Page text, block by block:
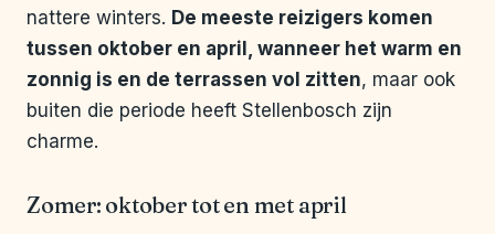
nattere winters. De meeste reizigers komen
tussen oktober en april, wanneer het warm en
zonnig is en de terrassen vol zitten, maar ook
buiten die periode heeft Stellenbosch zijn
charme.
Zomer: oktober tot en met april